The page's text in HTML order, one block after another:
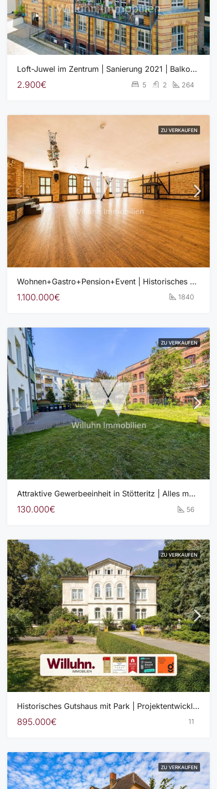
Loft-Juwel im Zentrum | Sanierung 2021 | Balkon | 2 Stellplätze
2.900€ 5 2 264
ZU VERKAUFEN
Wohnen+Gastro+Pension+Event | Historisches Gasthofensemble mit beeindruckendem Entwicklungspotenzial
1.100.000€ 1840
ZU VERKAUFEN
Attraktive Gewerbeeinheit in Stötteritz | Alles möglich: Büro, Laden, Salon, Praxis | HEIZUNG NEU!
130.000€ 56
ZU VERKAUFEN
Historisches Gutshaus mit Park | Projektentwicklung zwischen Leipzig & Dresden
895.000€ 11
ZU VERKAUFEN